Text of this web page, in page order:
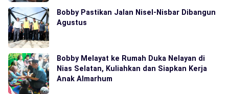
Bobby Pastikan Jalan Nisel-Nisbar Dibangun
Agustus
Bobby Melayat ke Rumah Duka Nelayan di
Nias Selatan, Kuliahkan dan Siapkan Kerja
Anak Almarhum